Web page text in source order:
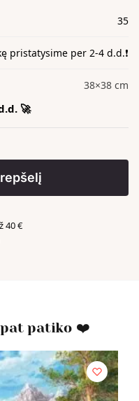
35
pristatysime per 2-4 d.d.❗️
38×38 cm
🚀
40 €
patiko ❤️